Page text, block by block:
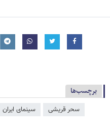
برچسب‌ها
سحر قریشی سینمای ایران